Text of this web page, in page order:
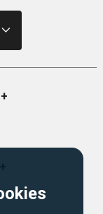
+